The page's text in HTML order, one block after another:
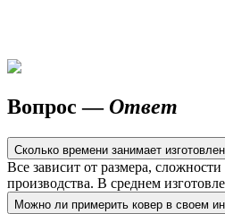
Вопрос —Ответ
Сколько времени занимает
Все зависит от размера,
производства. В среднем
Можно ли примерить ковер в своем